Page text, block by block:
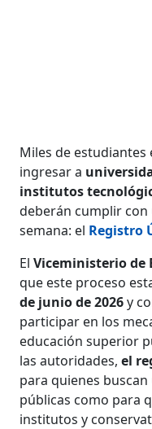
Miles de
ingresar a
institutos
deberán cumplir con
semana: el Registro
ElViceministerio de
que este proceso
de junio de 2026y
participar en los
educación superior
las autoridades,el
para quienes
públicas como para
institutos y